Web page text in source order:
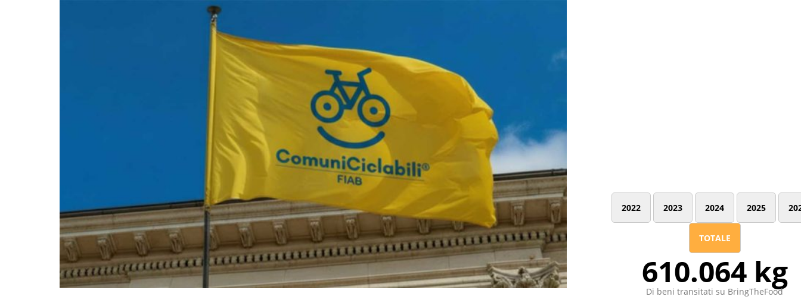
2022 2023 2024 2025
TOTALE
610.064 kg
Di beni transitati su BringTheFood